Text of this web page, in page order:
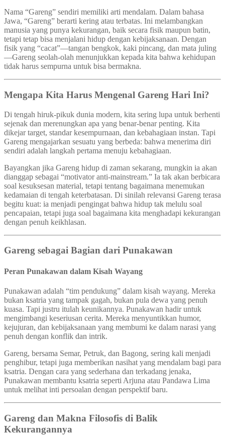
Nama “Gareng” sendiri memiliki arti mendalam. Dalam bahasa
Jawa, “Gareng” berarti kering atau terbatas. Ini melambangkan
manusia yang punya kekurangan, baik secara fisik maupun batin,
tetapi tetap bisa menjalani hidup dengan kebijaksanaan. Dengan
fisik yang “cacat”—tangan bengkok, kaki pincang, dan mata juling
—Gareng seolah-olah menunjukkan kepada kita bahwa kehidupan
tidak harus sempurna untuk bisa bermakna.
Mengapa Kita Harus Mengenal Gareng Hari Ini?
Di tengah hiruk-pikuk dunia modern, kita sering lupa untuk berhenti
sejenak dan merenungkan apa yang benar-benar penting. Kita
dikejar target, standar kesempurnaan, dan kebahagiaan instan. Tapi
Gareng mengajarkan sesuatu yang berbeda: bahwa menerima diri
sendiri adalah langkah pertama menuju kebahagiaan.
Bayangkan jika Gareng hidup di zaman sekarang, mungkin ia akan
dianggap sebagai “motivator anti-mainstream.” Ia tak akan berbicara
soal kesuksesan material, tetapi tentang bagaimana menemukan
kedamaian di tengah keterbatasan. Di sinilah relevansi Gareng terasa
begitu kuat: ia menjadi pengingat bahwa hidup tak melulu soal
pencapaian, tetapi juga soal bagaimana kita menghadapi kekurangan
dengan penuh keikhlasan.
Gareng sebagai Bagian dari Punakawan
Peran Punakawan dalam Kisah Wayang
Punakawan adalah “tim pendukung” dalam kisah wayang. Mereka
bukan ksatria yang tampak gagah, bukan pula dewa yang penuh
kuasa. Tapi justru itulah keunikannya. Punakawan hadir untuk
mengimbangi keseriusan cerita. Mereka menyuntikkan humor,
kejujuran, dan kebijaksanaan yang membumi ke dalam narasi yang
penuh dengan konflik dan intrik.
Gareng, bersama Semar, Petruk, dan Bagong, sering kali menjadi
penghibur, tetapi juga memberikan nasihat yang mendalam bagi para
ksatria. Dengan cara yang sederhana dan terkadang jenaka,
Punakawan membantu ksatria seperti Arjuna atau Pandawa Lima
untuk melihat inti persoalan dengan perspektif baru.
Gareng dan Makna Filosofis di Balik
Kekurangannya